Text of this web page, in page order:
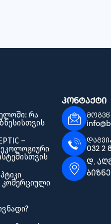
რა
–
კომერციული
კონტაქტი
032 2
დ.